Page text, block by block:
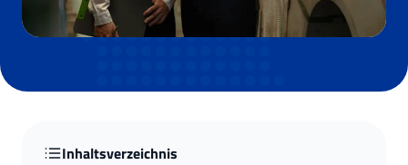
Inhaltsverzeichnis